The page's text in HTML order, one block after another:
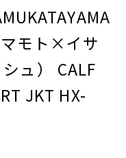
モト×イサ
ュ） CALF
JKT HX-